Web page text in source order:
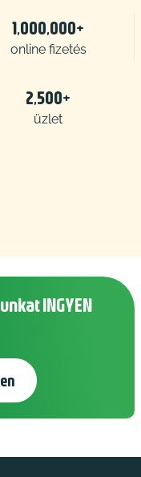
1,000,000+
online fizetés
2,500+
üzlet
INGYEN